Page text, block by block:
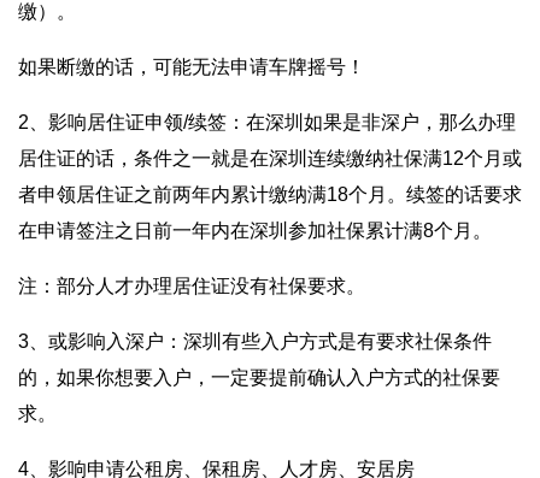
缴）。
如果断缴的话，可能无法申请车牌摇号！
2、影响居住证申领/续签：在深圳如果是非深户，那么办理
居住证的话，条件之一就是在深圳连续缴纳社保满12个月或
者申领居住证之前两年内累计缴纳满18个月。续签的话要求
在申请签注之日前一年内在深圳参加社保累计满8个月。
注：部分人才办理居住证没有社保要求。
3️、或影响入深户：深圳有些入户方式是有要求社保条件
的，如果你想要入户，一定要提前确认入户方式的社保要
求。
4️、影响申请公租房、保租房、人才房、安居房